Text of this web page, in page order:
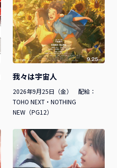
我々は宇宙人
2026年9月25日（金） 配給：
TOHO NEXT・NOTHING
NEW（PG12）